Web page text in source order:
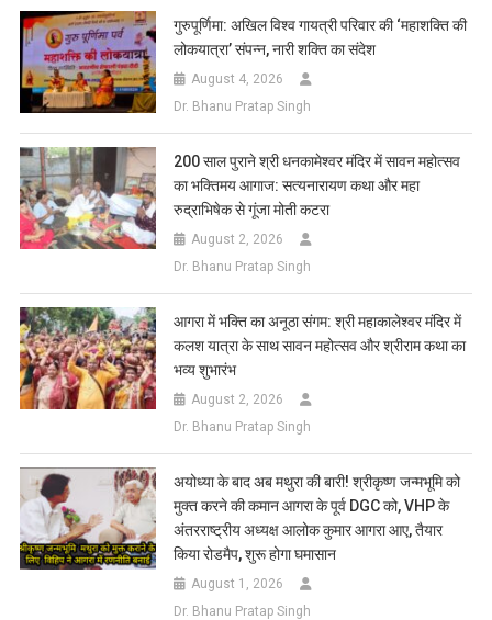
List
गुरुपूर्णिमा: अखिल विश्व गायत्री परिवार की ‘महाशक्ति की
लोकयात्रा’ संपन्न, नारी शक्ति का संदेश
August 4, 2026
Dr. Bhanu Pratap Singh
200 साल पुराने श्री धनकामेश्वर मंदिर में सावन महोत्सव
का भक्तिमय आगाज: सत्यनारायण कथा और महा
रुद्राभिषेक से गूंजा मोती कटरा
August 2, 2026
Dr. Bhanu Pratap Singh
आगरा में भक्ति का अनूठा संगम: श्री महाकालेश्वर मंदिर में
कलश यात्रा के साथ सावन महोत्सव और श्रीराम कथा का
भव्य शुभारंभ
August 2, 2026
Dr. Bhanu Pratap Singh
अयोध्या के बाद अब मथुरा की बारी! श्रीकृष्ण जन्मभूमि को
मुक्त करने की कमान आगरा के पूर्व DGC को, VHP के
अंतरराष्ट्रीय अध्यक्ष आलोक कुमार आगरा आए, तैयार
किया रोडमैप, शुरू होगा घमासान
August 1, 2026
Dr. Bhanu Pratap Singh